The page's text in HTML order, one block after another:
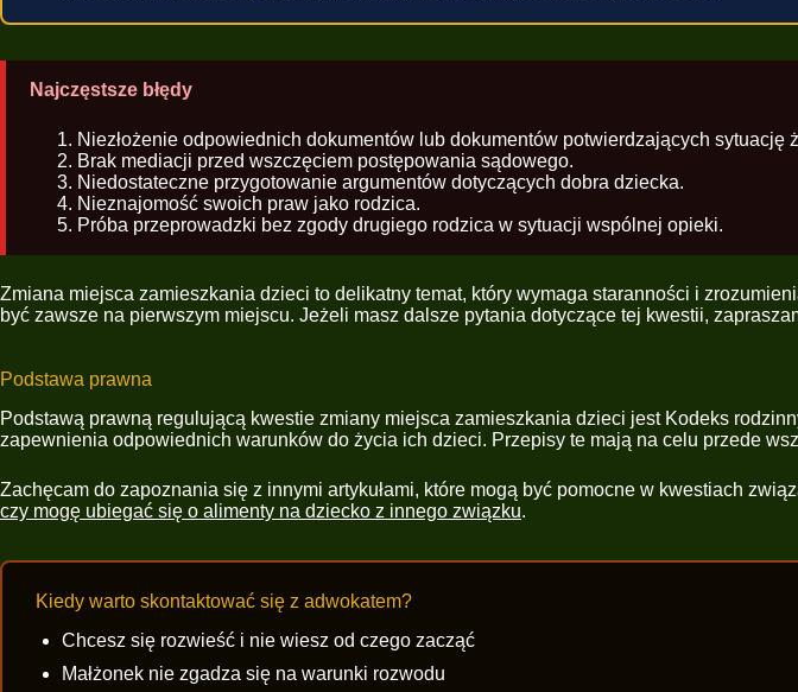
Najczęstsze błędy
Niezłożenie odpowiednich dokumentów lub dokumentów potwierdzających sytuację
Brak mediacji przed wszczęciem postępowania sądowego.
Niedostateczne przygotowanie argumentów dotyczących dobra dziecka.
Nieznajomość swoich praw jako rodzica.
Próba przeprowadzki bez zgody drugiego rodzica w sytuacji wspólnej opieki.
Zmiana miejsca zamieszkania dzieci to delikatny temat, który wymaga staranności i
być zawsze na pierwszym miejscu. Jeżeli masz dalsze pytania dotyczące tej kwestii,
Podstawa prawna
Podstawą prawną regulującą kwestie zmiany miejsca zamieszkania dzieci jest Kodeks
zapewnienia odpowiednich warunków do życia ich dzieci. Przepisy te mają na celu przede
Zachęcam do zapoznania się z innymi artykułami, które mogą być pomocne w kwestiach
czy mogę ubiegać się o alimenty na dziecko z innego związku.
Kiedy warto skontaktować się z adwokatem?
Chcesz się rozwieść i nie wiesz od czego zacząć
Małżonek nie zgadza się na warunki rozwodu